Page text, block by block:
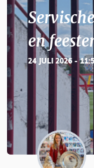
en
24 JULI 2026 -